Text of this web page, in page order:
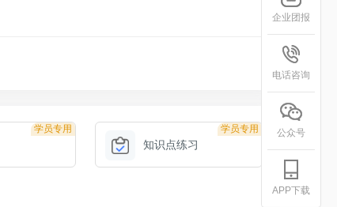
学员专用 学员专用
知识点练习
企业团报
电话咨询
公众号
APP下载